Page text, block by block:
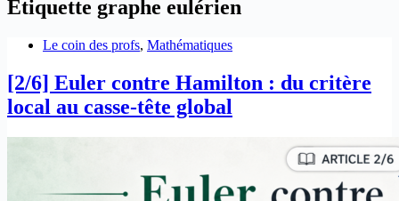
Étiquette graphe eulérien
Le coin des profs, Mathématiques
[2/6] Euler contre Hamilton : du critère
local au casse-tête global